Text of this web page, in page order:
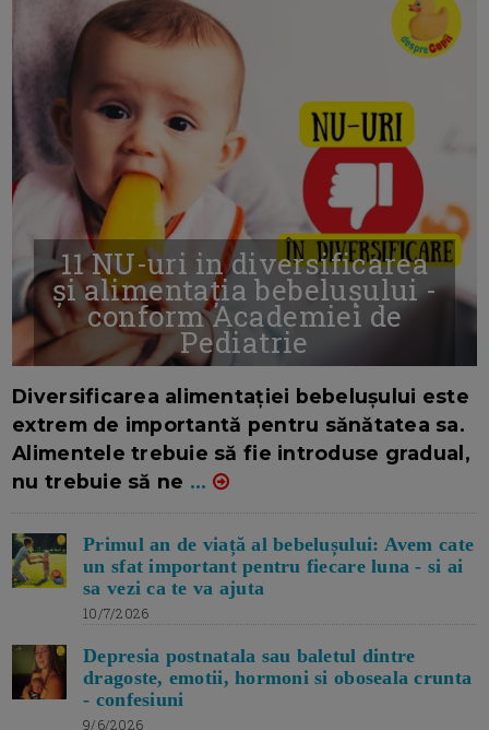
11 NU-uri in diversificarea
și alimentația bebelușului -
conform Academiei de
Pediatrie
Diversificarea alimentației bebelușului este
extrem de importantă pentru sănătatea sa.
Alimentele trebuie să fie introduse gradual,
nu trebuie să ne ...
Primul an de viață al bebelușului: Avem cate
un sfat important pentru fiecare luna - si ai
sa vezi ca te va ajuta
10/7/2026
Depresia postnatala sau baletul dintre
dragoste, emotii, hormoni si oboseala crunta
- confesiuni
9/6/2026